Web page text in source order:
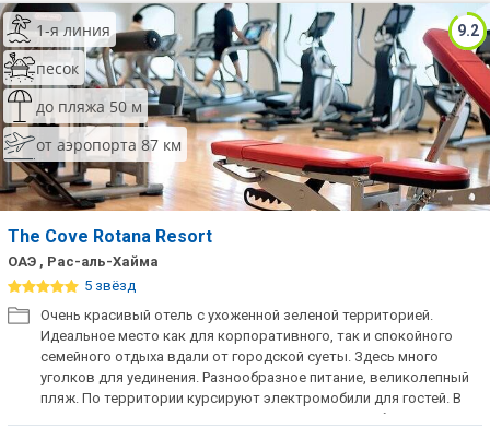
9.2
1-я линия
песок
до пляжа 50 м
от аэропорта 87 км
The Cove Rotana Resort
ОАЭ , Рас-аль-Хайма
5 звёзд
Очень красивый отель с ухоженной зеленой территорией.
Идеальное место как для корпоративного, так и спокойного
семейного отдыха вдали от городской суеты. Здесь много
уголков для уединения. Разнообразное питание, великолепный
пляж. По территории курсируют электромобили для гостей. В
отеле есть русскоязычный персонал. При заезде берется